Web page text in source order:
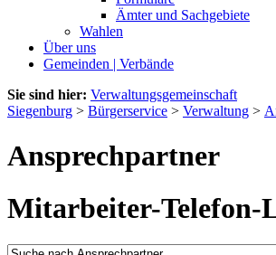
Ämter und Sachgebiete
Wahlen
Über uns
Gemeinden | Verbände
Sie sind hier: Verwaltungsgemeinschaft
Siegenburg > Bürgerservice > Verwaltung >
Ansprechpartner
Mitarbeiter-Telefon-